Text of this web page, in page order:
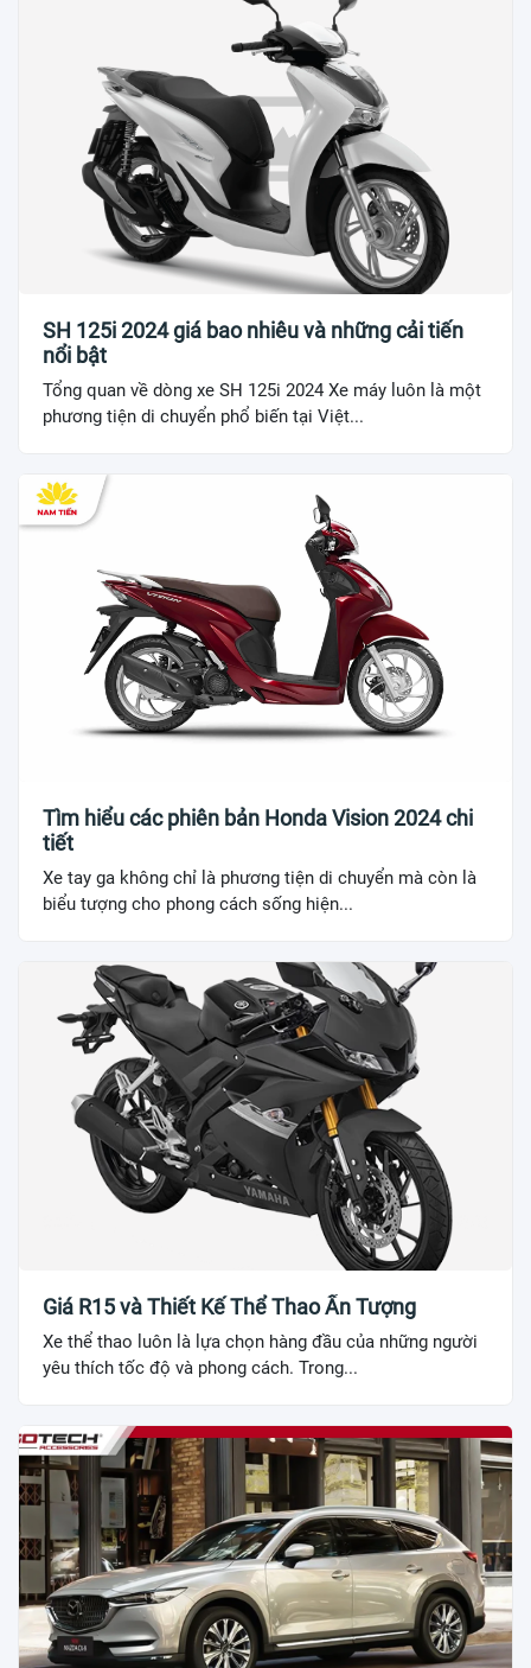
SH 125i 2024 giá bao nhiêu và những cải tiến
nổi bật
Tổng quan về dòng xe SH 125i 2024 Xe máy luôn là một
phương tiện di chuyển phổ biến tại Việt...
Tìm hiểu các phiên bản Honda Vision 2024 chi
tiết
Xe tay ga không chỉ là phương tiện di chuyển mà còn là
biểu tượng cho phong cách sống hiện...
Giá R15 và Thiết Kế Thể Thao Ấn Tượng
Xe thể thao luôn là lựa chọn hàng đầu của những người
yêu thích tốc độ và phong cách. Trong...